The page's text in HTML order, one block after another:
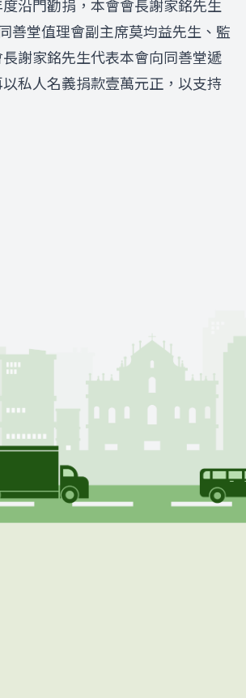
沿門勸捐，本會會長謝家銘先生
善堂值理會副主席莫均益先生 、 監
長謝家銘先生代表本會向同善堂遞
私人名義捐款壹萬元正，以支持